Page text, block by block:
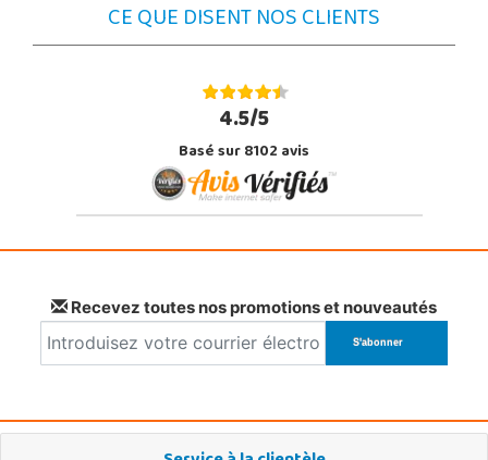
CE QUE DISENT NOS CLIENTS
4.5/5
Basé sur 8102 avis
Recevez toutes nos promotions et nouveautés